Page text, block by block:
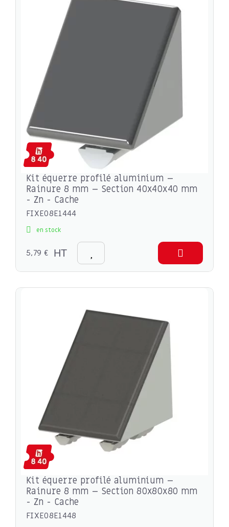
Kit équerre profilé aluminium –
Rainure 8 mm – Section 40x40x40 mm
- Zn - Cache
FIXE08E1444
en stock
5,79 € HT
Kit équerre profilé aluminium –
Rainure 8 mm – Section 80x80x80 mm
- Zn - Cache
FIXE08E1448